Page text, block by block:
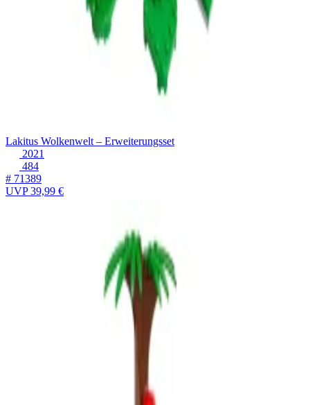
Lakitus Wolkenwelt – Erweiterungsset
2021
484
# 71389
UVP39,99 €